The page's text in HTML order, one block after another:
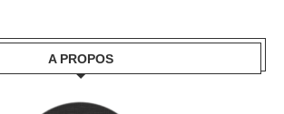
A PROPOS